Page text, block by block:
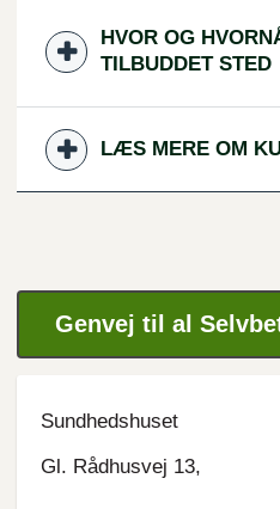
HVOR OG
TILBUDDET STED
LÆS MERE OM
Genvej til al
Sundhedshuset
Gl. Rådhusvej 13,